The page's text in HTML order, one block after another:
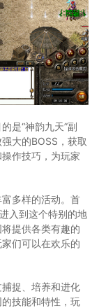
是“神韵九天”副
大的BOSS，获取
作技巧，为玩家
多样的活动。首
入到这个特别的地
提供各类有趣的
们可以在欢乐的
捉、培养和进化
技能和特性，玩